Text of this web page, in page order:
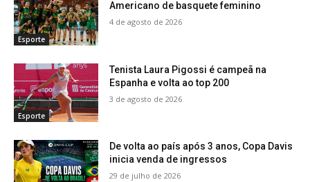
Esporte
Americano de basquete feminino
4 de agosto de 2026
Esporte
Tenista Laura Pigossi é campeã na
Espanha e volta ao top 200
3 de agosto de 2026
De volta ao país após 3 anos, Copa Davis
inicia venda de ingressos
29 de julho de 2026